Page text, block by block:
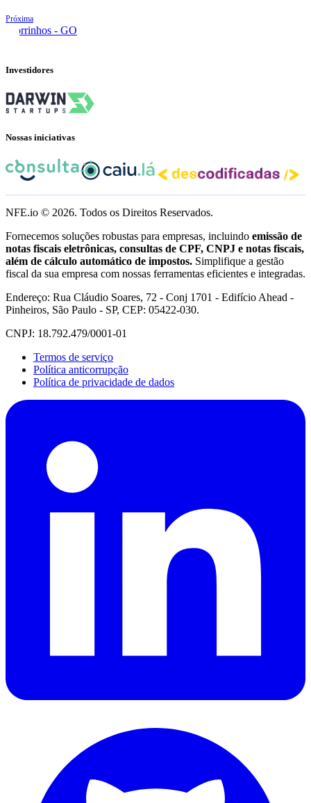
Próxima
Morrinhos - GO
Investidores
Nossas iniciativas
NFE.io © 2026. Todos os Direitos Reservados.
Fornecemos soluções robustas para empresas, incluindo emissão de
notas fiscais eletrônicas, consultas de CPF, CNPJ e notas fiscais,
além de cálculo automático de impostos. Simplifique a gestão
fiscal da sua empresa com nossas ferramentas eficientes e integradas.
Endereço: Rua Cláudio Soares, 72 - Conj 1701 - Edifício Ahead -
Pinheiros, São Paulo - SP, CEP: 05422-030.
CNPJ: 18.792.479/0001-01
Termos de serviço
Política anticorrupção
Política de privacidade de dados